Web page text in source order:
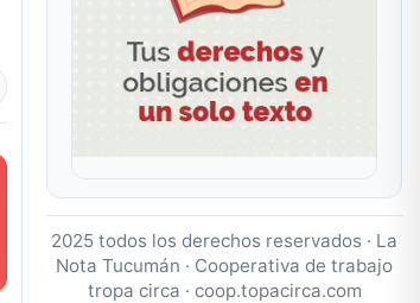
2025 todos los derechos reservados · La
Nota Tucumán · Cooperativa de trabajo
tropa circa · coop.topacirca.com